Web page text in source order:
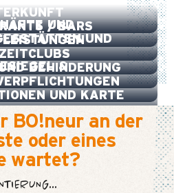
/ BARS
UND
UND
BEHINDERUNG
&
UND KARTE
BO!neur an der
oder eines
wartet?